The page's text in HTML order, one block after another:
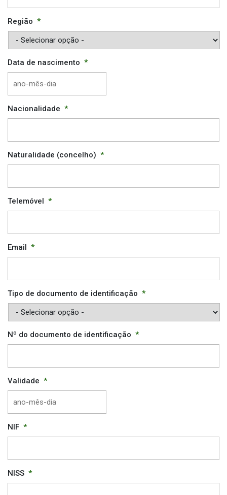
Região *
Data de nascimento *
traço
MM
DD
Nacionalidade *
Naturalidade (concelho) *
Telemóvel *
Email *
Tipo de documento de identificação *
Nº do documento de identificação *
Validade *
traço
MM
DD
NIF *
NISS *